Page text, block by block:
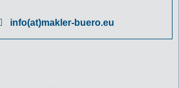
info(at)makler-buero.eu